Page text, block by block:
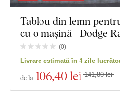
Tablou din lemn
cu o mașină - Dodge
(0)
Livrare estimată în 4 zile
de la 106,40 lei 141,80 lei